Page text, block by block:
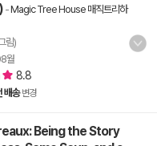
-Magic Tree House 매직트리하
림)
월
8.8
배송 변경
Being the Story